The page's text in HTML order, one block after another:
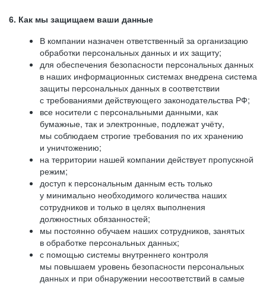
6. Как мы защищаем ваши данные
В компании назначен ответственный за организацию
обработки персональных данных и их защиту;
для обеспечения безопасности персональных данных
в наших информационных системах внедрена система
защиты персональных данных в соответствии
с требованиями действующего законодательства РФ;
все носители с персональными данными, как
бумажные, так и электронные, подлежат учёту,
мы соблюдаем строгие требования по их хранению
и уничтожению;
на территории нашей компании действует пропускной
режим;
доступ к персональным данным есть только
у минимально необходимого количества наших
сотрудников и только в целях выполнения
должностных обязанностей;
мы постоянно обучаем наших сотрудников, занятых
в обработке персональных данных;
с помощью системы внутреннего контроля
мы повышаем уровень безопасности персональных
данных и при обнаружении несоответствий в самые